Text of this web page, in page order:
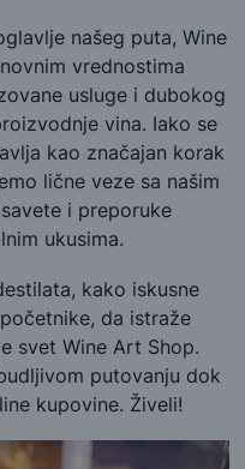
našeg puta, Wine
vrednostima
usluge i dubokog
vina. Iako se
kao značajan korak
lične veze sa našim
i preporuke
ukusima.
kako iskusne
da istraže
svet Wine Art Shop.
putovanju dok
kupovine. Živeli!